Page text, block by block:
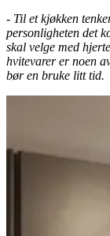
- Til et kjøkken
personligheten det
skal velge med
hvitevarer er noen
bør en bruke litt tid.